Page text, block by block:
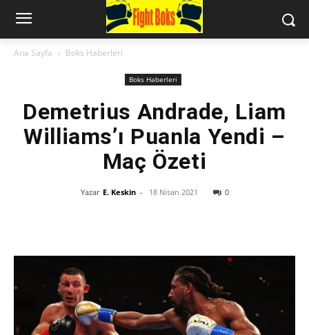
Ana Sayfa Boks Haberleri
Boks Haberleri
Demetrius Andrade, Liam
Williams’ı Puanla Yendi –
Maç Özeti
Yazar E. Keskin - 18 Nisan 2021 0